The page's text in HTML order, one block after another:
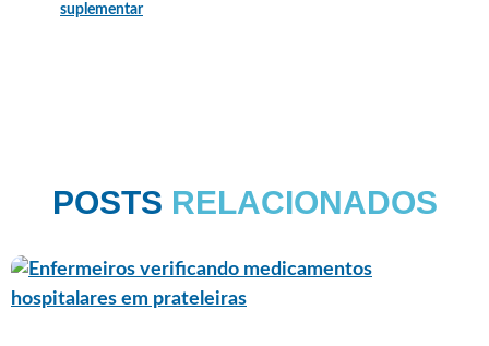
suplementar
POSTS RELACIONADOS